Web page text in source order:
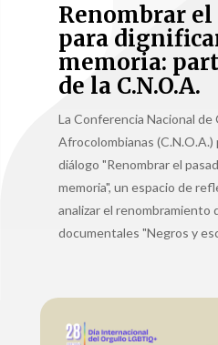
Renombrar el
para
memoria:
de la C.N.O.A.
La Conferencia Nacional de
Afrocolombianas
diálogo "Renombrar el
memoria", un espacio de
analizar el renombramiento
documentales "Negros y